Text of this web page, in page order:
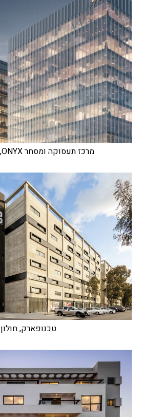
מרכז תעסוקה ומסחר ONYX, צומת סביון
טכנופארק, חולון